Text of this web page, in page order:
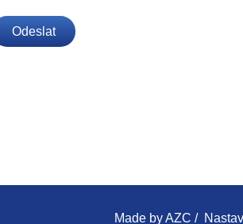
Odeslat
Made byAZC /